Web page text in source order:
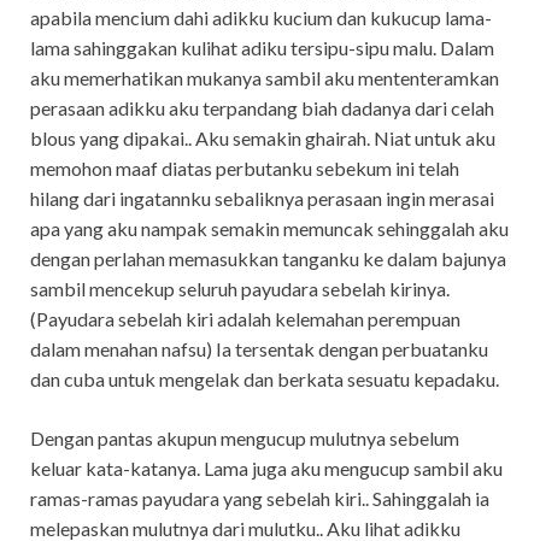
apabila mencium dahi adikku kucium dan kukucup lama-
lama sahinggakan kulihat adiku tersipu-sipu malu. Dalam
aku memerhatikan mukanya sambil aku mententeramkan
perasaan adikku aku terpandang biah dadanya dari celah
blous yang dipakai.. Aku semakin ghairah. Niat untuk aku
memohon maaf diatas perbutanku sebekum ini telah
hilang dari ingatannku sebaliknya perasaan ingin merasai
apa yang aku nampak semakin memuncak sehinggalah aku
dengan perlahan memasukkan tanganku ke dalam bajunya
sambil mencekup seluruh payudara sebelah kirinya.
(Payudara sebelah kiri adalah kelemahan perempuan
dalam menahan nafsu) Ia tersentak dengan perbuatanku
dan cuba untuk mengelak dan berkata sesuatu kepadaku.
Dengan pantas akupun mengucup mulutnya sebelum
keluar kata-katanya. Lama juga aku mengucup sambil aku
ramas-ramas payudara yang sebelah kiri.. Sahinggalah ia
melepaskan mulutnya dari mulutku.. Aku lihat adikku